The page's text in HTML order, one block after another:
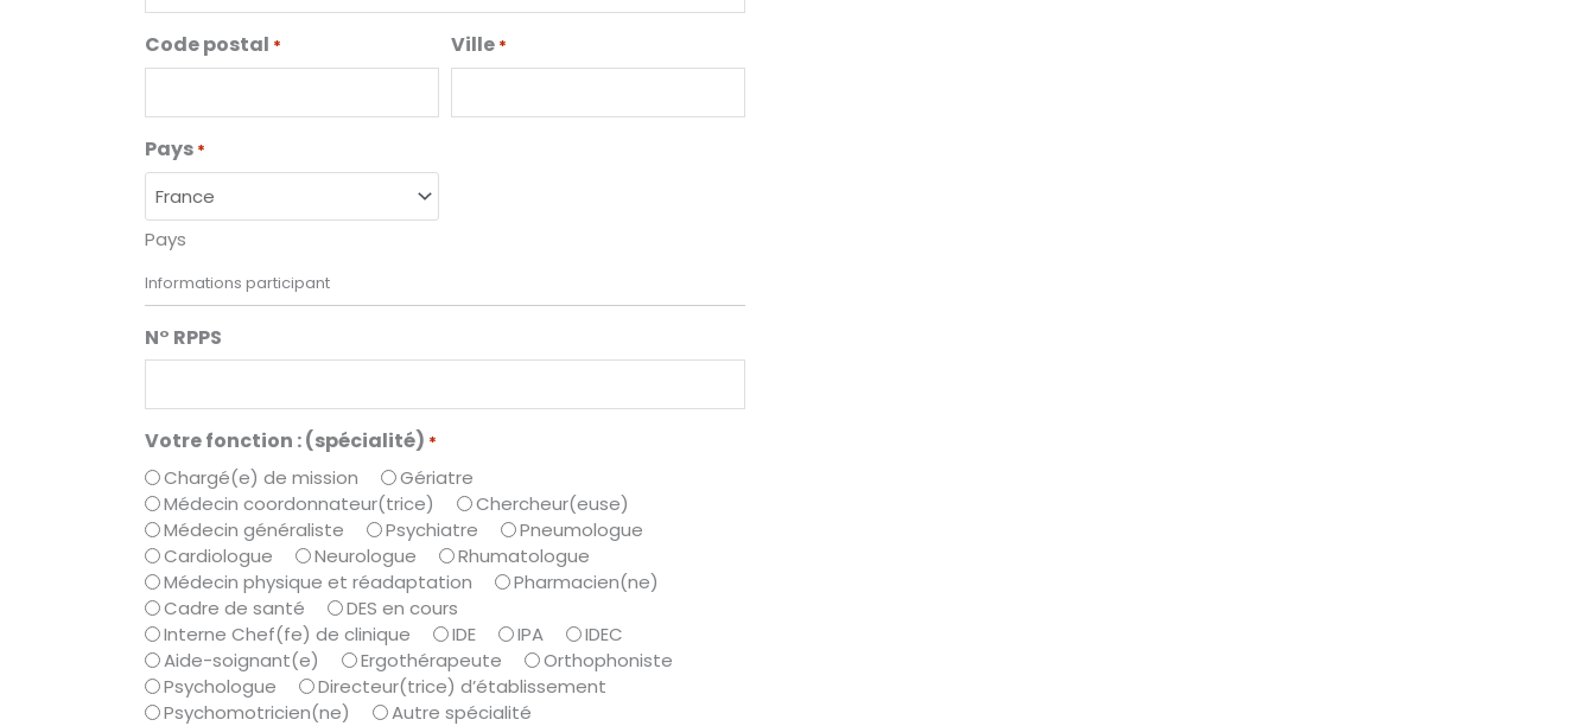
Code postal * Ville *
Pays *
Pays
Informations participant
N° RPPS
Votre fonction : (spécialité) *
Chargé(e) de mission
Gériatre
Médecin coordonnateur(trice)
Chercheur(euse)
Médecin généraliste
Psychiatre
Pneumologue
Cardiologue
Neurologue
Rhumatologue
Médecin physique et réadaptation
Pharmacien(ne)
Cadre de santé
DES en cours
Interne Chef(fe) de clinique
IDE IPA
IDEC
Aide-soignant(e)
Ergothérapeute
Orthophoniste
Psychologue
Directeur(trice) d’établissement
Psychomotricien(ne)
Autre spécialité